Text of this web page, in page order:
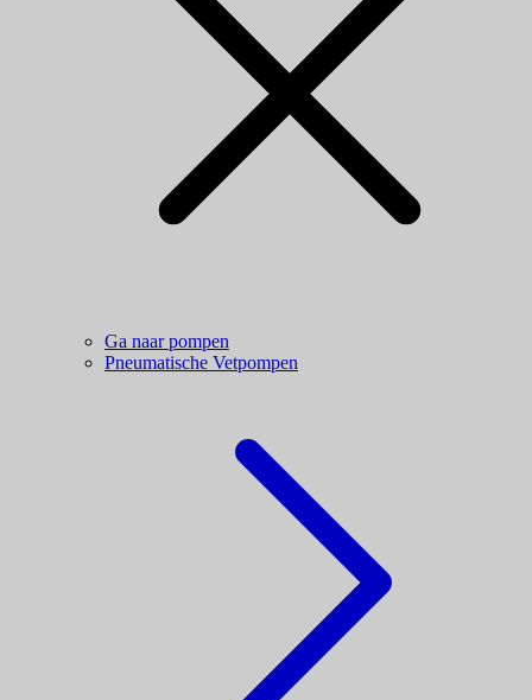
Ga naar pompen
Pneumatische Vetpompen